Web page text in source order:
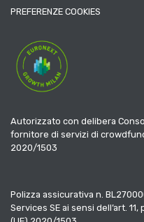
PREFERENZE COOKIES
Autorizzato con delibera
fornitore di servizi di
2020/1503
Polizza assicurativa n.
Services SE ai sensi dell’art.